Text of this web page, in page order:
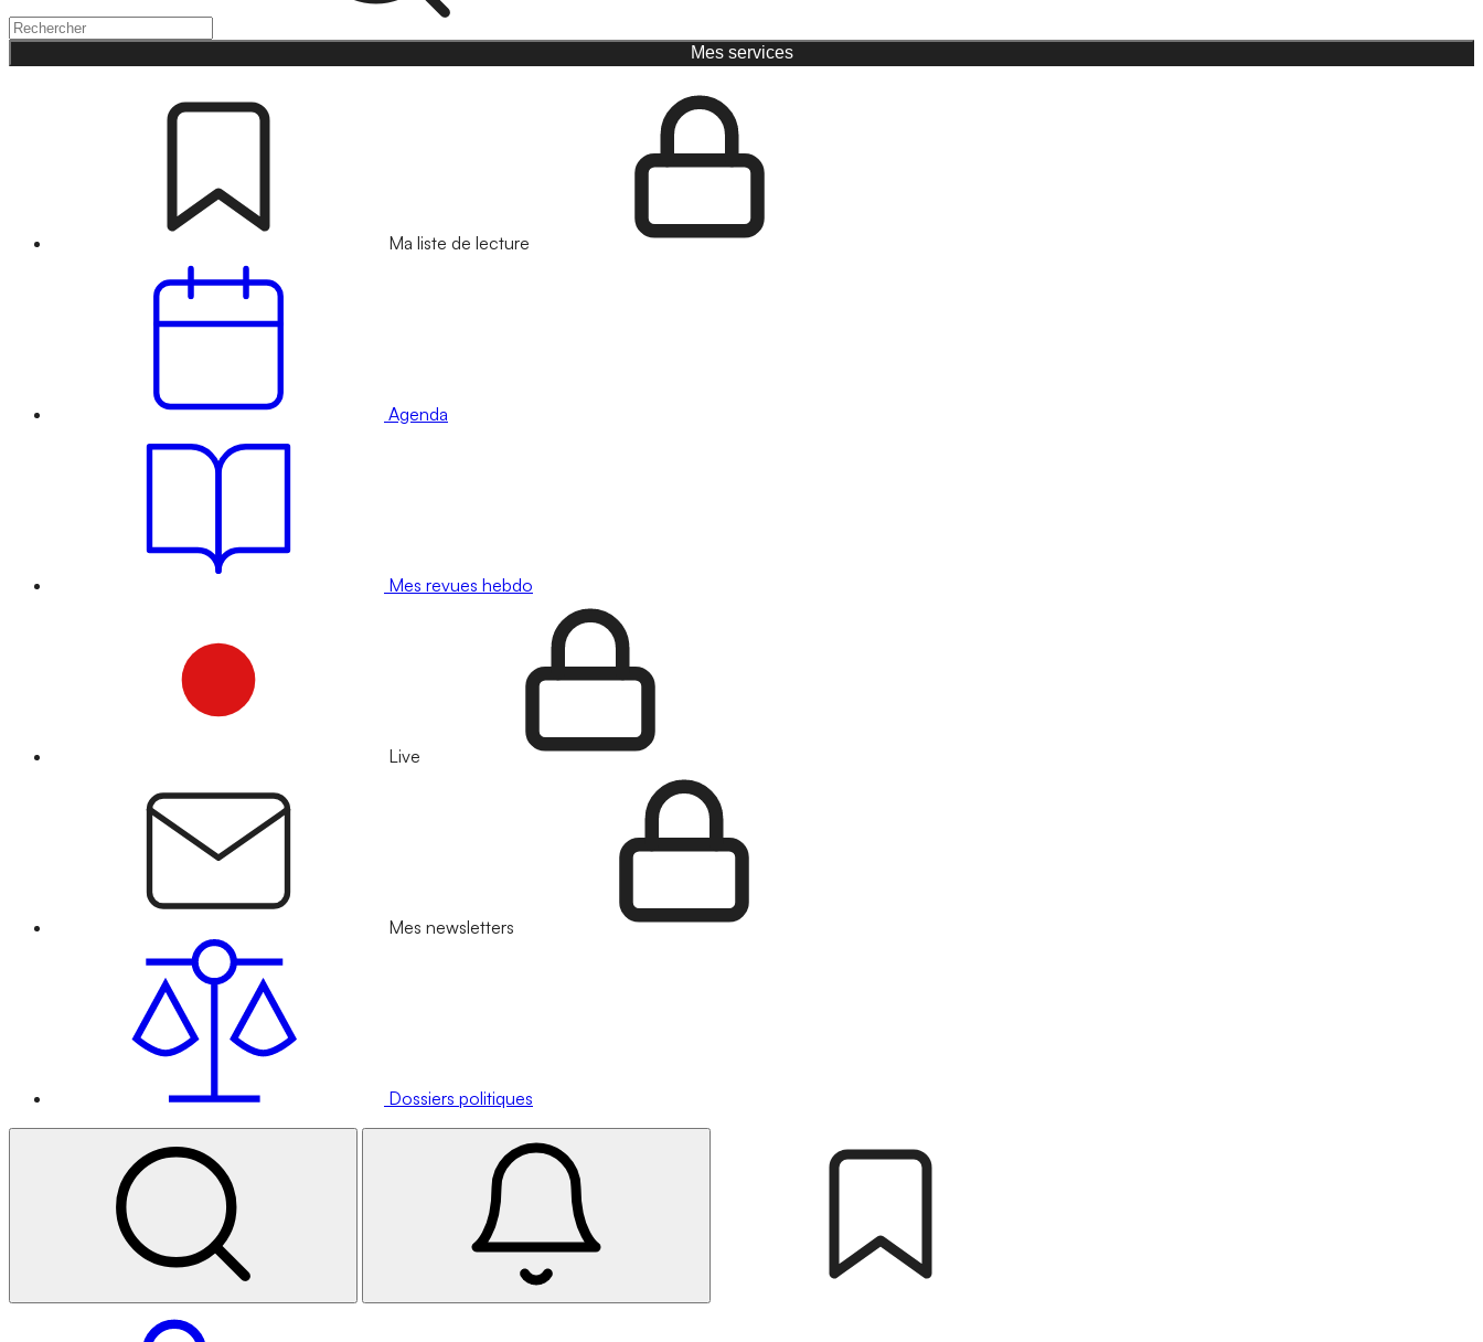
Mes services
Ma liste de lecture
Agenda
Mes revues hebdo
Live
Mes newsletters
Dossiers politiques